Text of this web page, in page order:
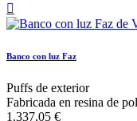

Banco con luz Faz
Puffs de exterior
Fabricada en resina de
1.337,05 €